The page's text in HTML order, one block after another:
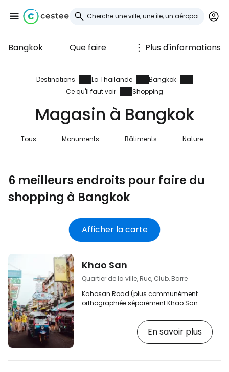
Bangkok Que faire Plus d'informations
Destinations La Thaïlande
Bangkok
Ce qu'il faut voir
Shopping
Magasin à Bangkok
Tous Monuments Bâtiments Nature
6 meilleurs endroits pour faire du
shopping à Bangkok
Afficher la carte
Khao San
Quartier de la ville, Rue, Club, Barre
Kahosan Road (plus communément
orthographiée séparément Khao San
plus célèbre, la plus animée et la plus
sauvage de Bangkok, mais aussi de
toute l'Asie du Sud-Est. [btn "Comparez
En savoir plus
Se connecter à
Cestee
... la communauté mondiale des voyageurs
Continuer avec Google
Continuer avec Facebook
Poursuivre avec le courrier
électronique